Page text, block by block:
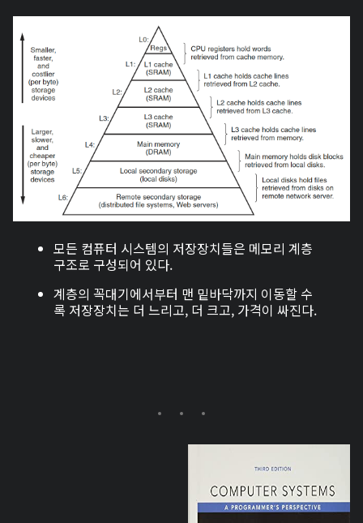
모든 컴퓨터 시스템의 저장장치들은 메모리 계층
구조로 구성되어 있다.
계층의 꼭대기에서부터 맨 밑바닥까지 이동할 수
록 저장장치는 더 느리고, 더 크고, 가격이 싸진다.